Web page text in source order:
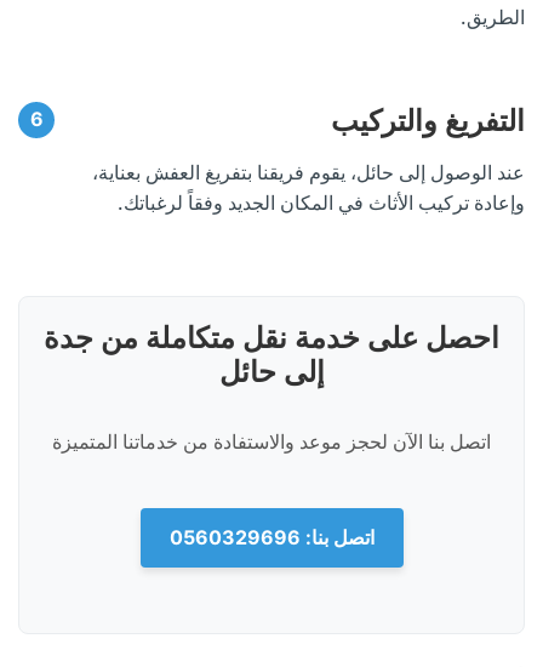
الطريق.
التفريغ والتركيب
عند الوصول إلى حائل، يقوم فريقنا بتفريغ العفش بعناية،
وإعادة تركيب الأثاث في المكان الجديد وفقاً لرغباتك.
احصل على خدمة نقل متكاملة من جدة
إلى حائل
اتصل بنا الآن لحجز موعد والاستفادة من خدماتنا المتميزة
اتصل بنا: 0560329696